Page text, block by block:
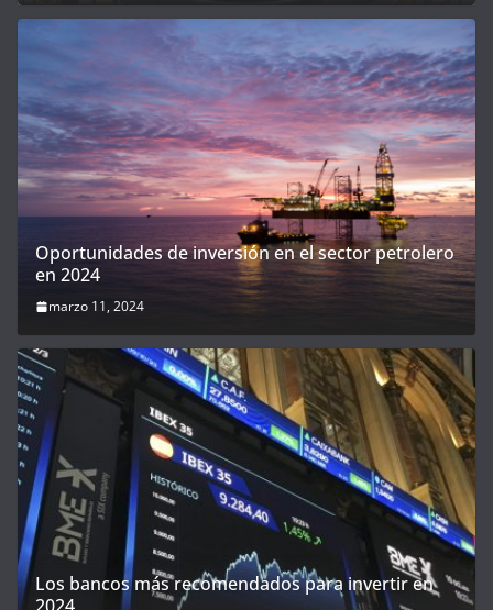
Oportunidades de inversión en el sector petrolero
en 2024
marzo 11, 2024
Los bancos más recomendados para invertir en